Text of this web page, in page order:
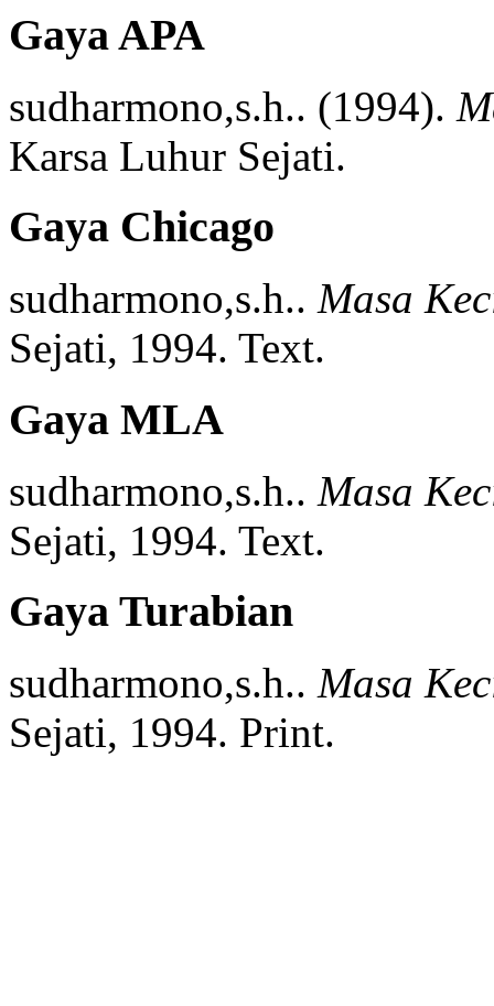
Gaya APA
sudharmono,s.h.. (1994).
Karsa Luhur Sejati.
Gaya Chicago
sudharmono,s.h.. Masa
Sejati, 1994. Text.
Gaya MLA
sudharmono,s.h.. Masa
Sejati, 1994. Text.
Gaya Turabian
sudharmono,s.h.. Masa
Sejati, 1994. Print.